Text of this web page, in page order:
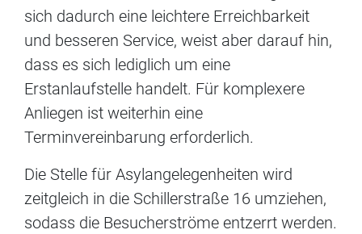
sich dadurch eine leichtere Erreichbarkeit
und besseren Service, weist aber darauf hin,
dass es sich lediglich um eine
Erstanlaufstelle handelt. Für komplexere
Anliegen ist weiterhin eine
Terminvereinbarung erforderlich.
Die Stelle für Asylangelegenheiten wird
zeitgleich in die Schillerstraße 16 umziehen,
sodass die Besucherströme entzerrt werden.